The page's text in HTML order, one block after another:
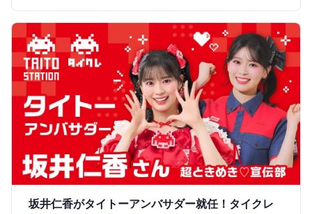
坂井仁香がタイトーアンバサダー就任！タイクレ